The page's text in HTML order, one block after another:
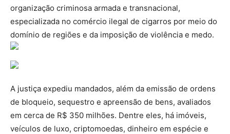
organização criminosa armada e transnacional,
especializada no comércio ilegal de cigarros por meio do
domínio de regiões e da imposição de violência e medo.
A justiça expediu mandados, além da emissão de ordens
de bloqueio, sequestro e apreensão de bens, avaliados
em cerca de R$ 350 milhões. Dentre eles, há imóveis,
veículos de luxo, criptomoedas, dinheiro em espécie e